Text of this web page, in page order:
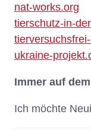
nat-works.org
tierschutz-in-
ukraine-
Immer auf
Ich möchte